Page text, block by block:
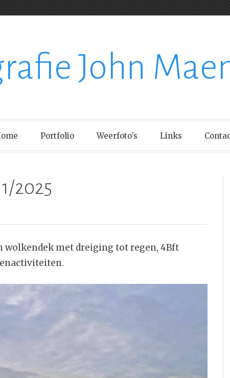
John
Portfolio Weerfoto’s Links
2025
wolkendek met dreiging tot regen, 4Bft